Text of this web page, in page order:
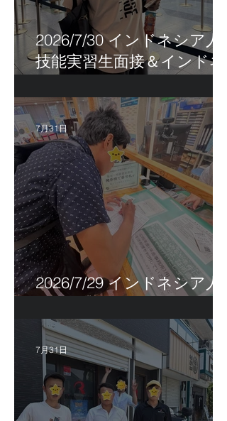
2026/7/30 インドネシア人
技能実習生面接＆インドネ
2026/7/29 インドネシア人
7月31日
7月31日